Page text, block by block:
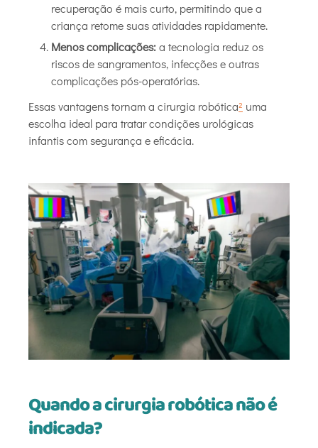
recuperação é mais curto, permitindo que a
criança retome suas atividades rapidamente.
Menos complicações:a tecnologia reduz os
riscos de sangramentos, infecções e outras
complicações pós-operatórias.
Essas vantagens tornam a cirurgia robótica² uma
escolha ideal para tratar condições urológicas
infantis com segurança e eficácia.
Quando a cirurgia robótica não é
indicada?